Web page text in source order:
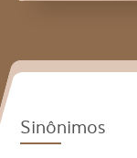
Sinônimos